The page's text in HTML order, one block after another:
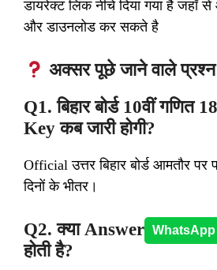
डायरेक्ट लिंक नीचे दिया गया है
और डाउनलोड कर सकते है
अक्सर पूछे जाने वाले
Q1. बिहार बोर्ड 10वीं गणित
Key कब जारी होगी?
Official उत्तर बिहार बोर्ड आमतौर पर
दिनों के भीतर।
Q2. क्या Answer Key
होती है?
WhatsApp